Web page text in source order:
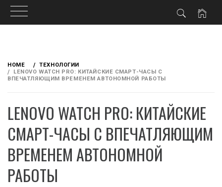
content
HOME
ТЕХНОЛОГИИ
LENOVO WATCH PRO: КИТАЙСКИЕ СМАРТ-ЧАСЫ С
ВПЕЧАТЛЯЮЩИМ ВРЕМЕНЕМ АВТОНОМНОЙ РАБОТЫ
LENOVO WATCH PRO: КИТАЙСКИЕ
СМАРТ-ЧАСЫ С ВПЕЧАТЛЯЮЩИМ
ВРЕМЕНЕМ АВТОНОМНОЙ
РАБОТЫ